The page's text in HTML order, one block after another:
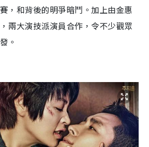
賽 ，和背後的明爭暗鬥 。加上由金惠
兩大演技派演員合作， 令不少觀眾
發 。